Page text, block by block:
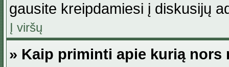
gausite kreipdamiesi į diskusijų
Į viršų
» Kaip priminti apie kurią nors